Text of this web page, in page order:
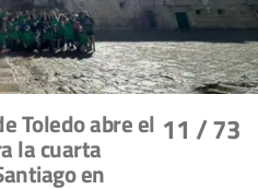
11 / 73
Toledo abre el
la cuarta
en